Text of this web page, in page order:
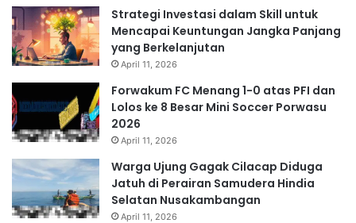
Strategi Investasi dalam Skill untuk
Mencapai Keuntungan Jangka Panjang
yang Berkelanjutan
April 11, 2026
Forwakum FC Menang 1-0 atas PFI dan
Lolos ke 8 Besar Mini Soccer Porwasu
2026
April 11, 2026
Warga Ujung Gagak Cilacap Diduga
Jatuh di Perairan Samudera Hindia
Selatan Nusakambangan
April 11, 2026